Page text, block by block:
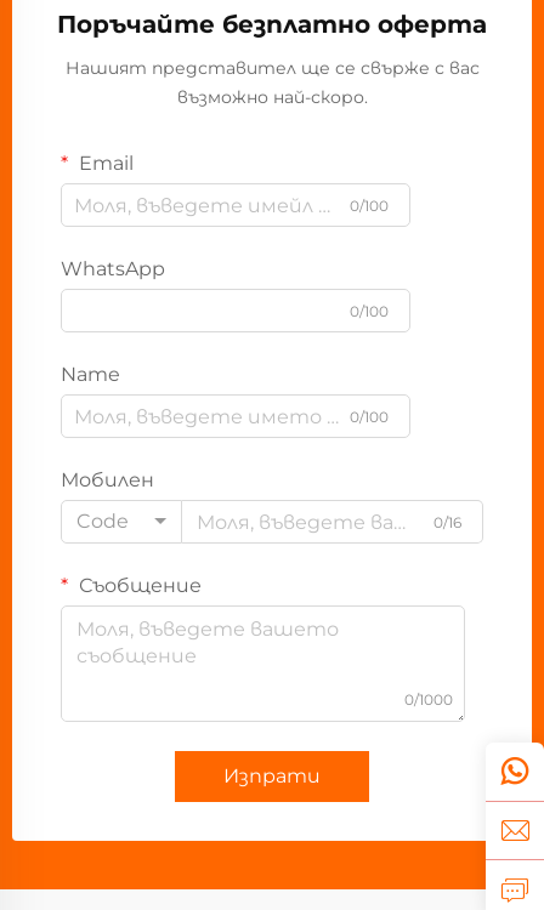
Поръчайте безплатно оферта
Нашият представител ще се свърже с вас
възможно най-скоро.
Email
0/100
WhatsApp
0/100
Name
0/100
Мобилен
Code
0/16
Съобщение
0/1000
Изпрати